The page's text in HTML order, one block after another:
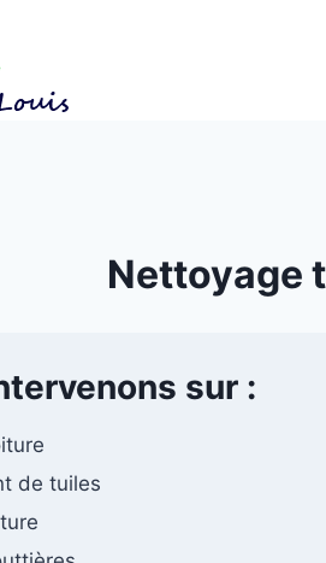
Nettoyage
sur :
de tuiles